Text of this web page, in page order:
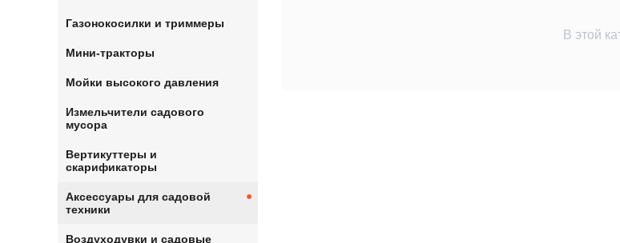
В этой
Газонокосилки и триммеры
Мини-тракторы
Мойки высокого давления
Измельчители садового
мусора
Вертикуттеры и
скарификаторы
Аксессуары для садовой
техники
Воздуходувки и садовые